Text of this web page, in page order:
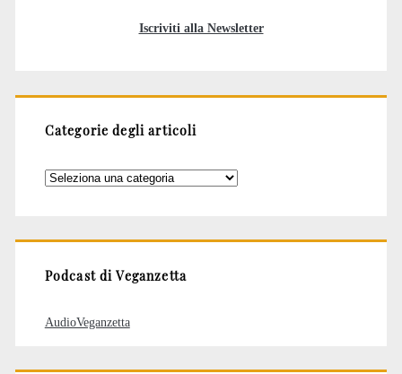
Iscriviti alla Newsletter
Categorie degli articoli
Categorie
Podcast di Veganzetta
AudioVeganzetta